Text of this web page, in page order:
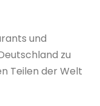
und
zu
Teilen der Welt